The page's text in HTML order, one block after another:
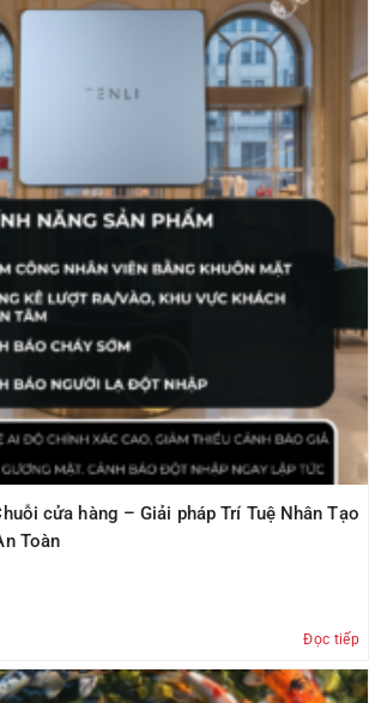
cửa hàng – Giải pháp Trí Tuệ Nhân Tạo
Toàn
Đọc tiếp